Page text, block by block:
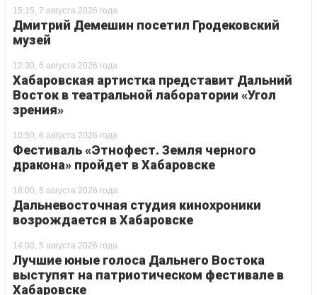
15:15, 7 августа 2026 года
Дмитрий Демешин посетил Гродековский
музей
12:30, 6 августа 2026 года
Хабаровская артистка представит Дальний
Восток в театральной лаборатории «Угол
зрения»
10:50, 6 августа 2026 года
Фестиваль «Этнофест. Земля черного
дракона» пройдет в Хабаровске
18:00, 5 августа 2026 года
Дальневосточная студия кинохроники
возрождается в Хабаровске
14:00, 5 августа 2026 года
Лучшие юные голоса Дальнего Востока
выступят на патриотическом фестивале в
Хабаровске